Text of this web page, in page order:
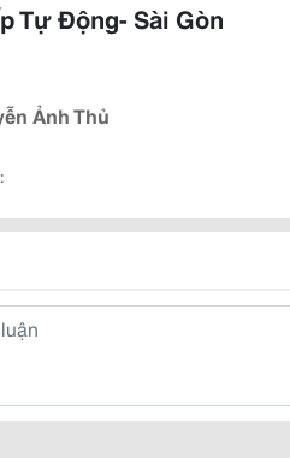
Tự Động- Sài Gòn
Ảnh Thủ